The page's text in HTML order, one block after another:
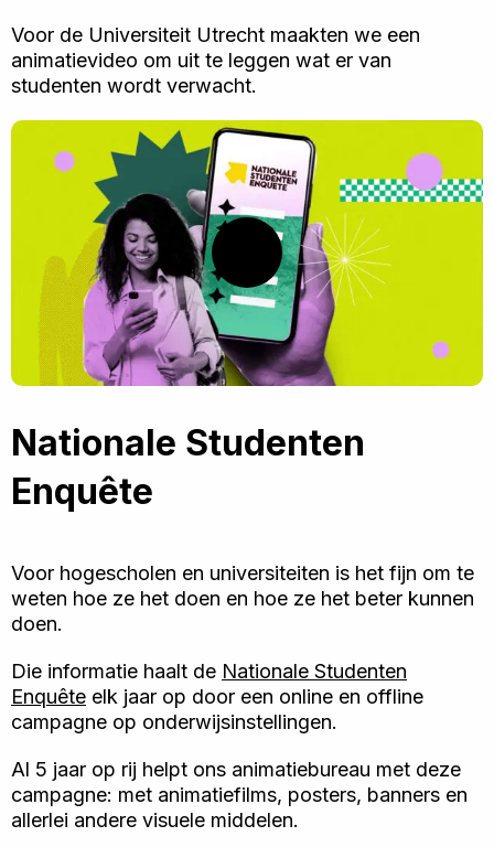
Voor de Universiteit Utrecht maakten we een
animatievideo om uit te leggen wat er van
studenten wordt verwacht.
Speel
video
af
Nationale Studenten
Enquête
Voor hogescholen en universiteiten is het fijn om te
weten hoe ze het doen en hoe ze het beter kunnen
doen.
Die informatie haalt de Nationale Studenten
Enquête elk jaar op door een online en offline
campagne op onderwijsinstellingen.
Al 5 jaar op rij helpt ons animatiebureau met deze
campagne: met animatiefilms, posters, banners en
allerlei andere visuele middelen.